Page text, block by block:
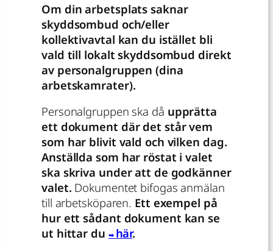
Om din arbetsplats saknar
skyddsombud och/eller
kollektivavtal kan du istället bli
vald till lokalt skyddsombud direkt
av personalgruppen (dina
arbetskamrater).
Personalgruppen ska då upprätta
ett dokument där det står vem
som har blivit vald och vilken dag.
Anställda som har röstat i valet
ska skriva under att de godkänner
valet. Dokumentet bifogas anmälan
till arbetsköparen. Ett exempel på
hur ett sådant dokument kan se
ut hittar du
här.